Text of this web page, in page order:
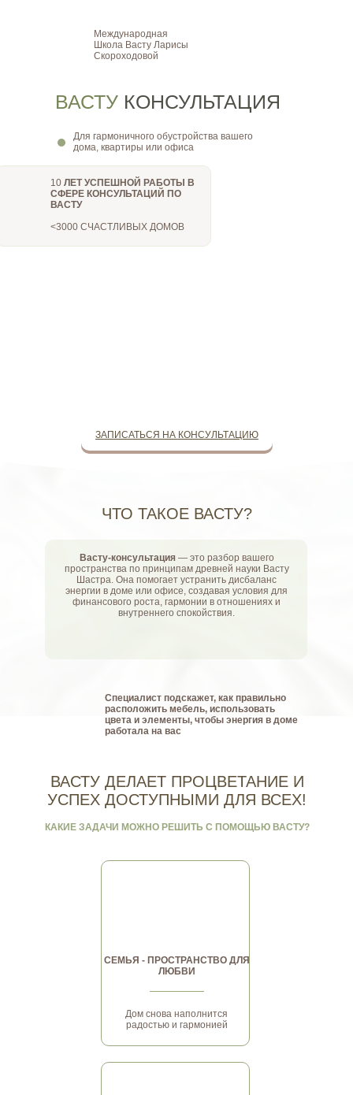
Международная
Школа Васту Ларисы
Скороходовой
Для гармоничного обустройства вашего
дома, квартиры или офиса
10 ЛЕТ УСПЕШНОЙ РАБОТЫ В
СФЕРЕ КОНСУЛЬТАЦИЙ ПО
ВАСТУ
<3000 СЧАСТЛИВЫХ ДОМОВ
ЗАПИСАТЬСЯ НА КОНСУЛЬТАЦИЮ
ВАСТУ КОНСУЛЬТАЦИЯ
ЧТО ТАКОЕ ВАСТУ?
Васту-консультация — это разбор вашего
пространства по принципам древней науки Васту
Шастра. Она помогает устранить дисбаланс
энергии в доме или офисе, создавая условия для
финансового роста, гармонии в отношениях и
внутреннего спокойствия.
Специалист подскажет, как правильно
расположить мебель, использовать
цвета и элементы, чтобы энергия в доме
работала на вас
КАКИЕ ЗАДАЧИ МОЖНО РЕШИТЬ С ПОМОЩЬЮ ВАСТУ?
ВАСТУ ДЕЛАЕТ ПРОЦВЕТАНИЕ И
УСПЕХ ДОСТУПНЫМИ ДЛЯ ВСЕХ!
Дом снова наполнится
радостью и гармонией
СЕМЬЯ - ПРОСТРАНСТВО ДЛЯ
ЛЮБВИ